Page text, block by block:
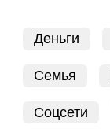
Деньги
Семья
Соцсети